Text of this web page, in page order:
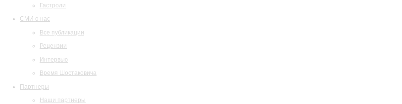
Гастроли
СМИ о нас
Все публикации
Рецензии
Интервью
Время Шостаковича
Партнеры
Наши партнеры